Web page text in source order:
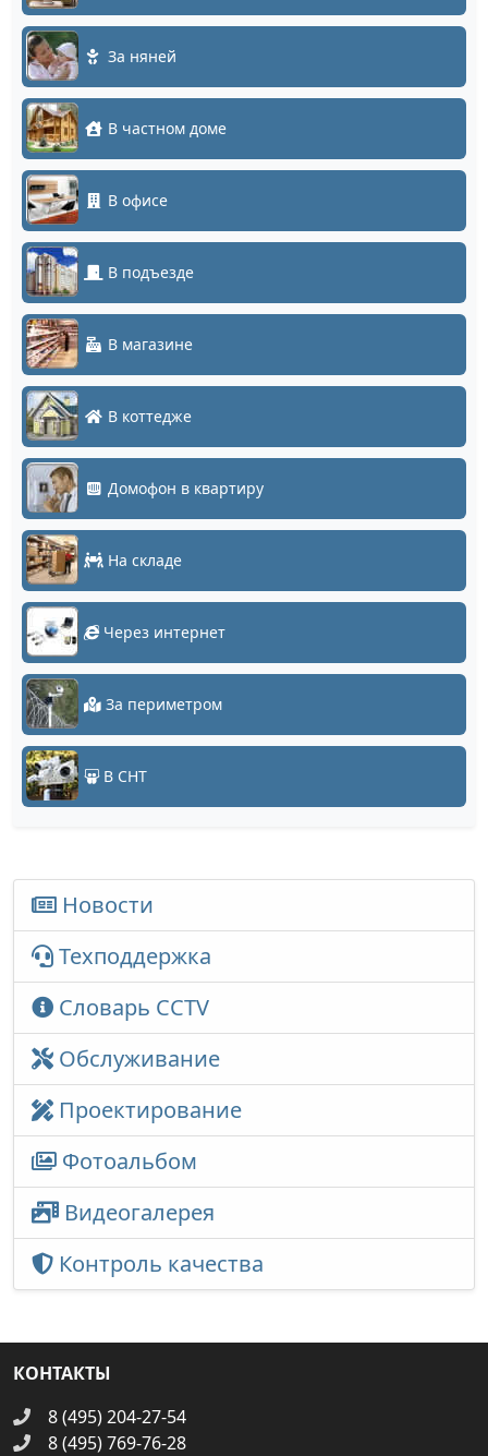
За няней
В частном доме
В офисе
В подъезде
В магазине
В коттедже
Домофон в квартиру
На складе
Через интернет
За периметром
В СНТ
Новости
Техподдержка
Словарь CCTV
Обслуживание
Проектирование
Фотоальбом
Видеогалерея
Контроль качества
КОНТАКТЫ
8 (495) 204-27-54
8 (495) 769-76-28